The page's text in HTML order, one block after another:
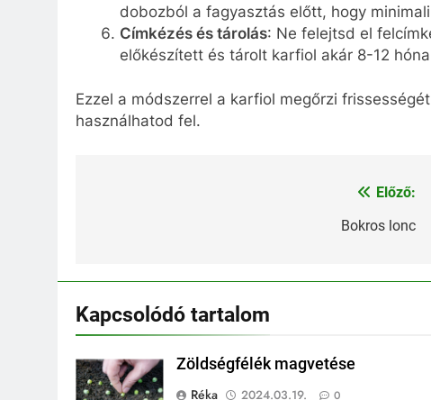
dobozból a fagyasztás előtt, hogy
Címkézés és tárolás: Ne felejtsd el
előkészített és tárolt karfiol akár 8-12
Ezzel a módszerrel a karfiol megőrzi
használhatod fel.
Előző:
Bokros lonc
Kapcsolódó tartalom
Zöldségfélék magvetése
Réka
2024.03.19. 0